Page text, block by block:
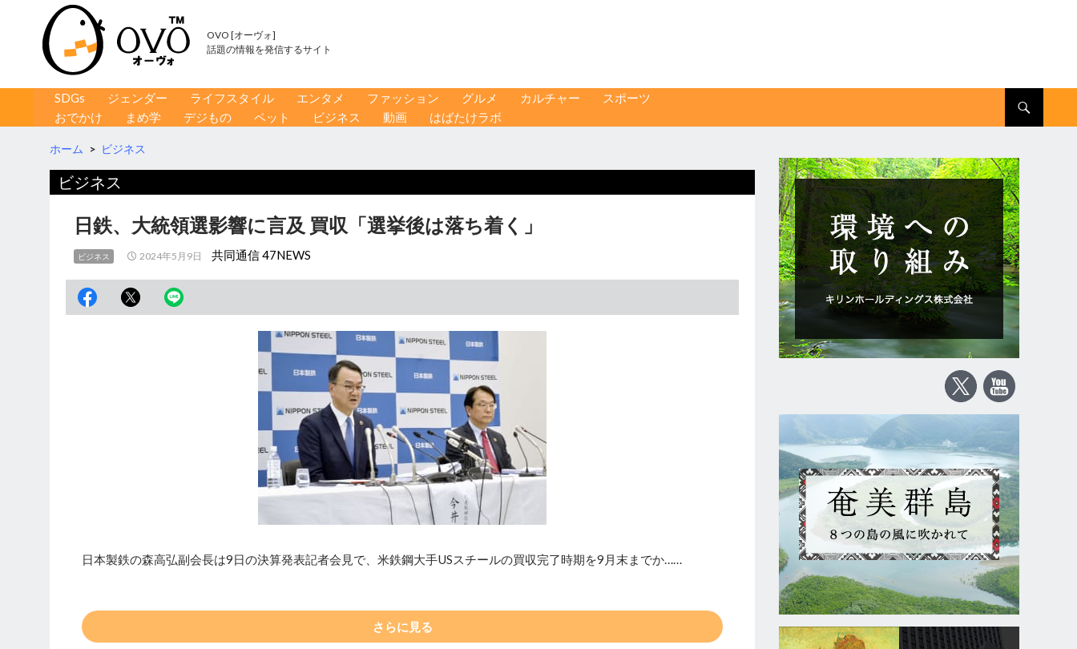
OVO [オーヴォ]
話題の情報を発信するサイト
コンテンツへ移動
SDGs ジェンダー ライフスタイル エンタメ ファッション グルメ カルチャー
スポーツ
おでかけ
まめ学 デジもの ペット ビジネス 動画 はばたけラボ
ホーム > ビジネス
ビジネス
日鉄、大統領選影響に言及 買収「選挙後は落ち着く」
ビジネス 2024年5月9日 共同通信 47NEWS
日本製鉄の森高弘副会長は9日の決算発表記者会見で、米鉄鋼大手USスチールの買収完了時期を9月末までか……
さらに見る